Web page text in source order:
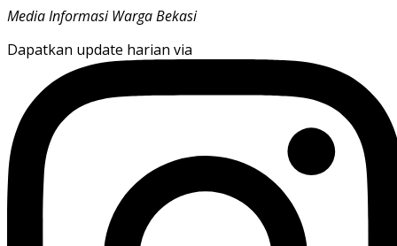
Media Informasi Warga Bekasi
Dapatkan update harian via